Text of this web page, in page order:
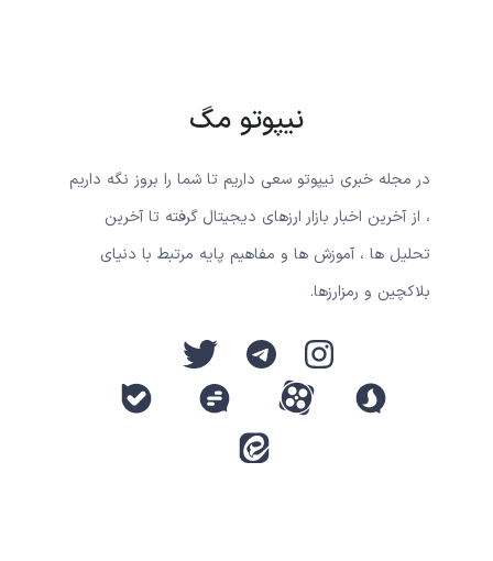
نیپوتو مگ
در مجله خبری نیپوتو سعی داریم تا شما را بروز نگه داریم
، از آخرین اخبار بازار ارزهای دیجیتال گرفته تا آخرین
تحلیل ها ، آموزش ها و مفاهیم پایه مرتبط با دنیای
بلاکچین و رمزارزها.